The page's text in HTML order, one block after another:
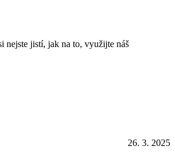
nejste jistí, jak na to, využijte náš
26. 3. 2025